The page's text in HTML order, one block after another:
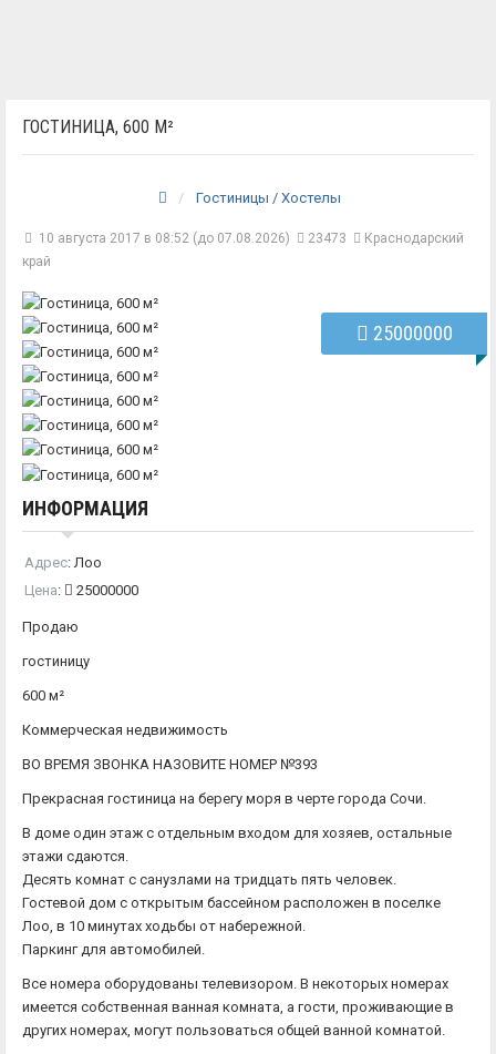
ГОСТИНИЦА, 600 М²
Гостиницы / Хостелы
10 августа 2017 в 08:52 (до 07.08.2026) 23473
Краснодарский
край
25000000
ИНФОРМАЦИЯ
Адрес: Лоо
Цена: 25000000
Продаю
гостиницу
600 м²
Коммерческая недвижимость
ВО ВРЕМЯ ЗВОНКА НАЗОВИТЕ НОМЕР №393
Прекрасная гостиница на берегу моря в черте города Сочи.
В доме один этаж с отдельным входом для хозяев, остальные
этажи сдаются.
Десять комнат с санузлами на тридцать пять человек.
Гостевой дом с открытым бассейном расположен в поселке
Лоо, в 10 минутах ходьбы от набережной.
Паркинг для автомобилей.
Все номера оборудованы телевизором. В некоторых номерах
имеется собственная ванная комната, а гости, проживающие в
других номерах, могут пользоваться общей ванной комнатой.